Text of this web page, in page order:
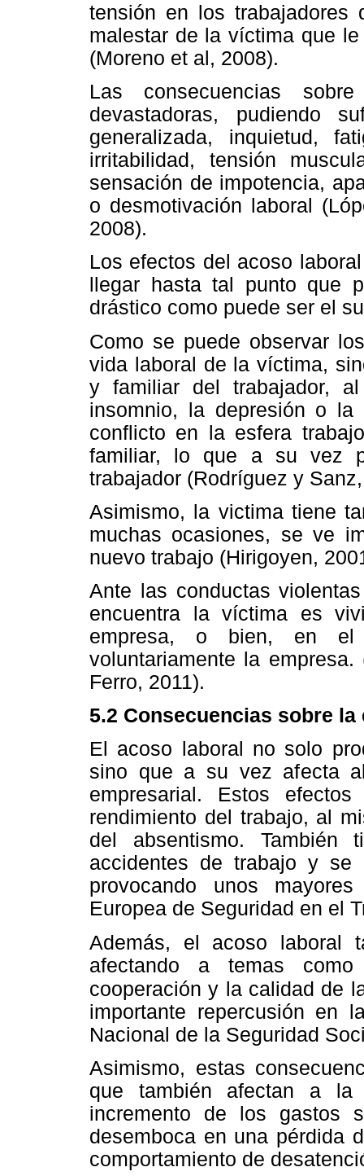
tensión en los trabajadores
malestar de la víctima que
(Moreno et al, 2008).
Las consecuencias
devastadoras, pudiendo
generalizada, inquietud,
irritabilidad, tensión
sensación de impotencia,
o desmotivación laboral
2008).
Los efectos del acoso
llegar hasta tal punto que
drástico como puede ser el
Como se puede observar
vida laboral de la víctima,
y familiar del trabajador,
insomnio, la depresión o la
conflicto en la esfera
familiar, lo que a su vez
trabajador (Rodríguez y
Asimismo, la victima tiene
muchas ocasiones, se ve
nuevo trabajo (Hirigoyen,
Ante las conductas
encuentra la víctima es
empresa, o bien, en el
voluntariamente la
Ferro, 2011).
5.2 Consecuencias sobre
El acoso laboral no solo
sino que a su vez afecta
empresarial. Estos
rendimiento del trabajo, al
del absentismo. También
accidentes de trabajo y se
provocando unos
Europea de Seguridad en el
Además, el acoso laboral
afectando a temas
cooperación y la calidad de
importante repercusión en
Nacional de la Seguridad
Asimismo, estas
que también afectan a
incremento de los gastos
desemboca en una pérdida
comportamiento de